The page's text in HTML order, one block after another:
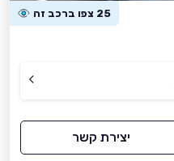
25 צפו ברכב זה
יצירת קשר